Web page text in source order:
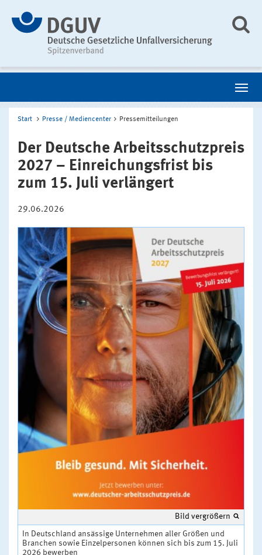
Start Presse / Mediencenter Pressemitteilungen
Der Deutsche Arbeitsschutzpreis
2027 – Einreichungsfrist bis
zum 15. Juli verlängert
29.06.2026
Bild vergrößern
In Deutschland ansässige Unternehmen aller Größen und
Branchen sowie Einzelpersonen können sich bis zum 15. Juli
2026 bewerben